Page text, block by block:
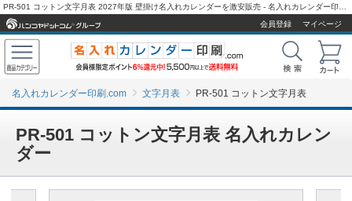
会員登録
マイページ
名入れカレンダー印刷.com 文字月表 PR-501 コットン文字月表
PR-501 コットン文字月表 名入れカレン
ダー